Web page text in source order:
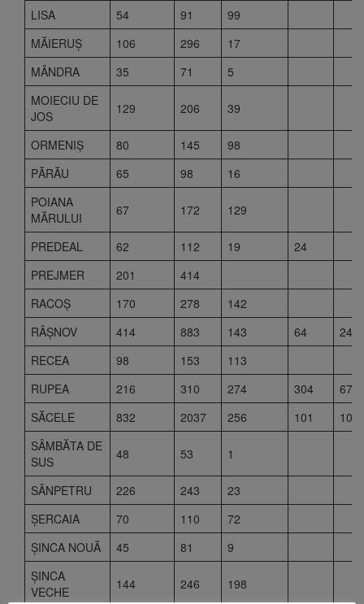
LISA
54 91
99
MĂIERUŞ
106 296
17
MÂNDRA
35 71
5
MOIECIU DE
JOS
129 206 39
ORMENIŞ 80 145
98
PĂRĂU
65 98
16
POIANA
MĂRULUI
67 172 129
PREDEAL 62 112 19
24
PREJMER
201
414
RACOŞ
170 278
142
RÂŞNOV
414 883 143 64
24
RECEA
98 153
113
RUPEA
216 310 274 304
67
SĂCELE
832 2037 256 101
100
SÂMBĂTA DE
SUS
48 53 1
SÂNPETRU 226 243
23
ŞERCAIA
70 110
72
ŞINCA NOUĂ
45 81
9
ŞINCA
VECHE
144 246 198